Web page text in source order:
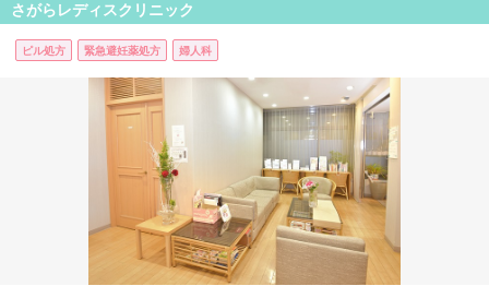
さがらレディスクリニック
ピル処方 緊急避妊薬処方 婦人科